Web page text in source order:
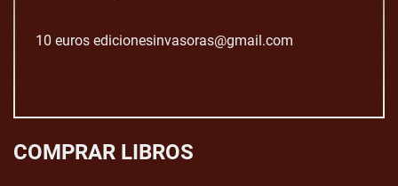
10 euros edicionesinvasoras@gmail.com
COMPRAR LIBROS